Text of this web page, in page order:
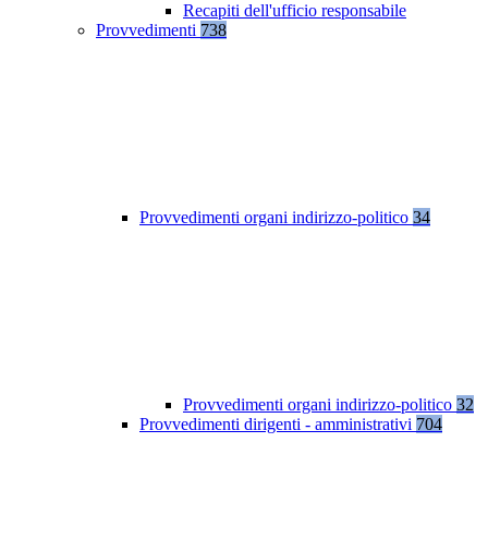
Recapiti dell'ufficio responsabile
Provvedimenti 738
Provvedimenti organi indirizzo-politico 34
Provvedimenti organi indirizzo-politico 32
Provvedimenti dirigenti - amministrativi 704